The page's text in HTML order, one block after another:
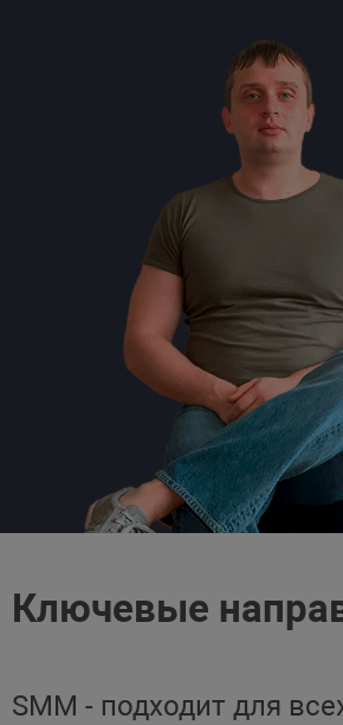
Ключевые
SMM - подходит для